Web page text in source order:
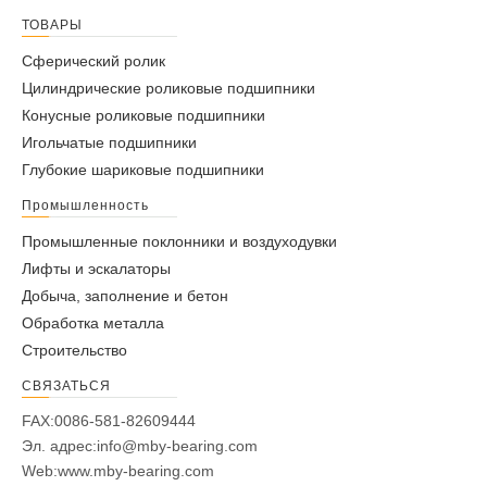
ТОВАРЫ
Сферический ролик
Цилиндрические роликовые подшипники
Конусные роликовые подшипники
Игольчатые подшипники
Глубокие шариковые подшипники
Промышленность
Промышленные поклонники и воздуходувки
Лифты и эскалаторы
Добыча, заполнение и бетон
Обработка металла
Строительство
СВЯЗАТЬСЯ
FAX:0086-581-82609444
Эл. адрес:info@mby-bearing.com
Web:www.mby-bearing.com